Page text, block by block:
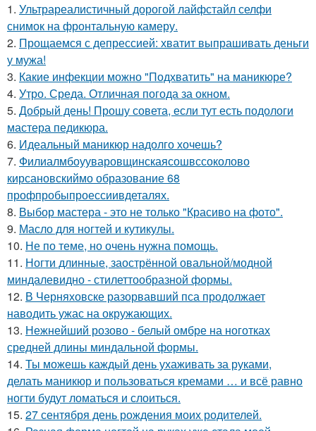
1. Ультрареалистичный дорогой лайфстайл селфи
снимок на фронтальную камеру.
2. Прощаемся с депрессией: хватит выпрашивать деньги
у мужа!
3. Какие инфекции можно "Подхватить" на маникюре?
4. Утро. Среда. Отличная погода за окном.
5. Добрый день! Прошу совета, если тут есть подологи
мастера педикюра.
6. Идеальный маникюр надолго хочешь?
7. Филиалмбоууваровщинскаясошвссоколово
кирсановскиймо образование 68
профпробыпроессиивдеталях.
8. Выбор мастера - это не только "Красиво на фото".
9. Масло для ногтей и кутикулы.
10. Не по теме, но очень нужна помощь.
11. Ногти длинные, заострённой овальной/модной
миндалевидно - стилеттообразной формы.
12. В Черняховске разорвавший пса продолжает
наводить ужас на окружающих.
13. Нежнейший розово - белый омбре на ноготках
средней длины миндальной формы.
14. Ты можешь каждый день ухаживать за руками,
делать маникюр и пользоваться кремами … и всё равно
ногти будут ломаться и слоиться.
15. 27 сентября день рождения моих родителей.